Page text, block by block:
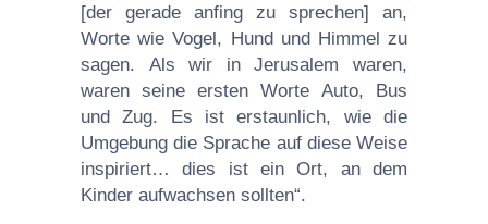
[der gerade anfing zu sprechen] an,
Worte wie Vogel, Hund und Himmel zu
sagen. Als wir in Jerusalem waren,
waren seine ersten Worte Auto, Bus
und Zug. Es ist erstaunlich, wie die
Umgebung die Sprache auf diese Weise
inspiriert… dies ist ein Ort, an dem
Kinder aufwachsen sollten“.